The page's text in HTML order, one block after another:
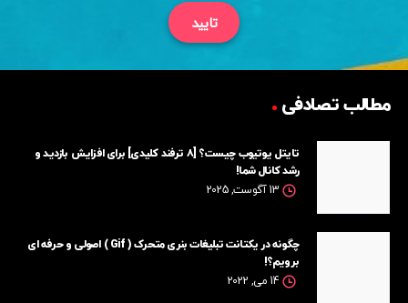
تایید
مطالب تصادفی
تایتل یوتیوب چیست؟ [۸ ترفند کلیدی] برای افزایش بازدید و
رشد کانال شما!
13 آگوست, 2025
چگونه در یکتانت تبلیغات بنری متحرک ( Gif ) اصولی و حرفه ای
برویم؟!
14 می, 2022